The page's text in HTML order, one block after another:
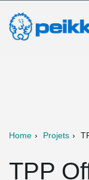
Home Projets
TPP